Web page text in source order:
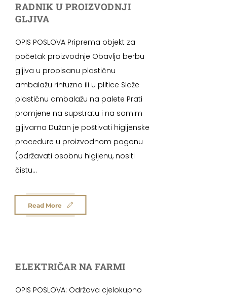
RADNIK U PROIZVODNJI
GLJIVA
OPIS POSLOVA Priprema objekt za
početak proizvodnje Obavlja berbu
gljiva u propisanu plastičnu
ambalažu rinfuzno ili u plitice Slaže
plastičnu ambalažu na palete Prati
promjene na supstratu i na samim
gljivama Dužan je poštivati higijenske
procedure u proizvodnom pogonu
(održavati osobnu higijenu, nositi
čistu...
Read More
ELEKTRIČAR NA FARMI
OPIS POSLOVA: Održava cjelokupno